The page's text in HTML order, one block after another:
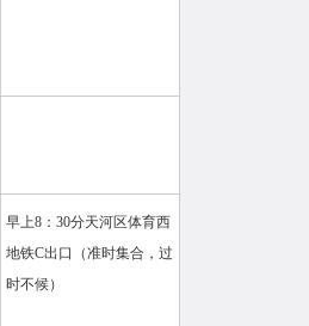
早上8：30分天河区体育西
地铁C出口（准时集合，过
时不候）